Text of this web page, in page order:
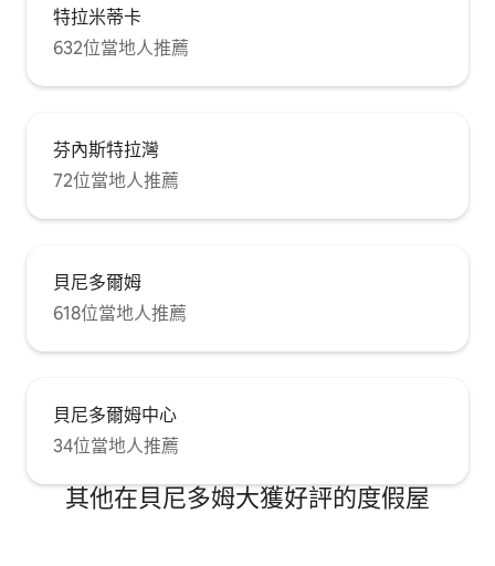
特拉米蒂卡
632位當地人推薦
芬內斯特拉灣
72位當地人推薦
貝尼多爾姆
618位當地人推薦
貝尼多爾姆中心
34位當地人推薦
其他在貝尼多姆大獲好評的度假屋